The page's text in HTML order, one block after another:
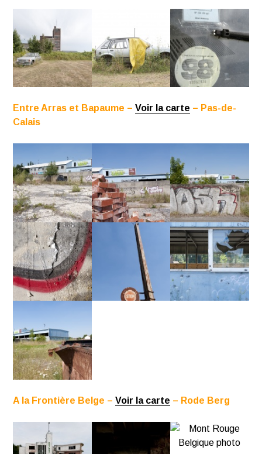
Entre Arras et Bapaume –Voir la carte – Pas-de-
Calais
A la Frontière Belge –Voir la carte – Rode Berg